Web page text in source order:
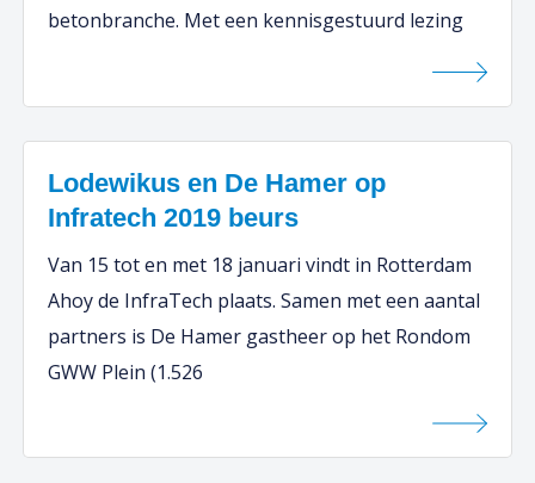
betonbranche. Met een kennisgestuurd lezing
Lodewikus en De Hamer op
Infratech 2019 beurs
Van 15 tot en met 18 januari vindt in Rotterdam
Ahoy de InfraTech plaats. Samen met een aantal
partners is De Hamer gastheer op het Rondom
GWW Plein (1.526